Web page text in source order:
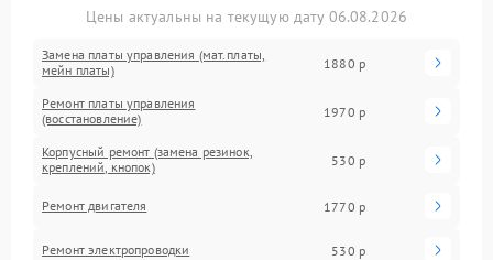
Цены актуальны на текущую дату 06.08.2026
Замена платы управления (мат.платы,
мейн платы)
1880 р
Ремонт платы управления
(восстановление)
1970 р
Корпусный ремонт (замена резинок,
креплений, кнопок)
530 р
Ремонт двигателя 1770 р
Ремонт электропроводки 530 р